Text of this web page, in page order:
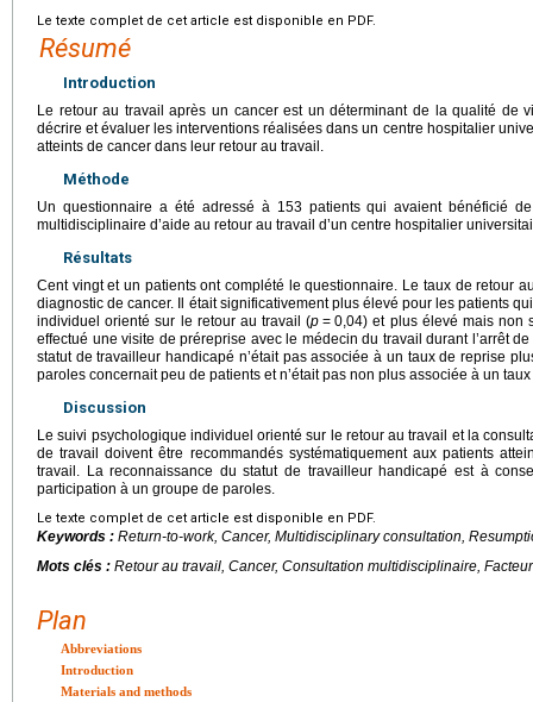
Le texte complet de cet article est disponible en PDF.
Résumé
Introduction
Le retour au travail après un cancer est un déterminant de la qualité de
décrire et évaluer les interventions réalisées dans un centre hospitalier
atteints de cancer dans leur retour au travail.
Méthode
Un questionnaire a été adressé à 153 patients qui avaient bénéficié de
multidisciplinaire d’aide au retour au travail d’un centre hospitalier
Résultats
Cent vingt et un patients ont complété le questionnaire. Le taux de retour
diagnostic de cancer. Il était significativement plus élevé pour les patients
individuel orienté sur le retour au travail (p = 0,04) et plus élevé mais non
effectué une visite de préreprise avec le médecin du travail durant l’arrêt
statut de travailleur handicapé n’était pas associée à un taux de reprise
paroles concernait peu de patients et n’était pas non plus associée à un
Discussion
Le suivi psychologique individuel orienté sur le retour au travail et la
de travail doivent être recommandés systématiquement aux patients
travail. La reconnaissance du statut de travailleur handicapé est à
participation à un groupe de paroles.
Le texte complet de cet article est disponible en PDF.
Keywords : Return-to-work, Cancer, Multidisciplinary consultation,
Mots clés : Retour au travail, Cancer, Consultation multidisciplinaire,
Plan
Abbreviations
Introduction
Materials and methods